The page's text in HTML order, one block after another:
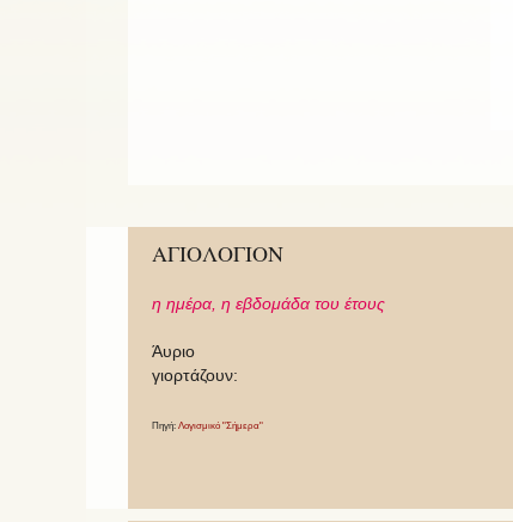
ΑΓΙΟΛΟΓΙΟΝ
η ημέρα, η εβδομάδα του έτους
Άυριο
γιορτάζουν:
Πηγή: Λογισμικό "Σήμερα"